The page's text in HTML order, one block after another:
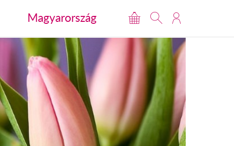
Magyarország